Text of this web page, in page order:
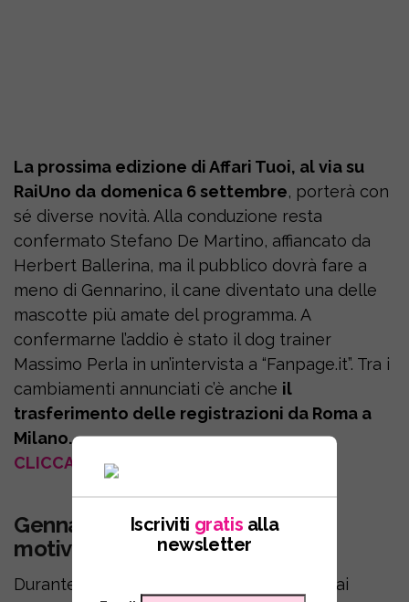
La prossima edizione di Affari Tuoi, al via su
RaiUno da domenica 6 settembre, porterà con
sé diverse novità. Alla conduzione resta
confermato Stefano De Martino, affiancato da
Herbert Ballerina, ma il pubblico dovrà fare a
meno di Gennarino, il cane diventato una delle
mascotte più amate del programma. A
confermarne l’addio è stato il dog trainer
Massimo Perla in un’intervista a “Fanpage.it”. Tra i
cambiamenti annunciati c’è anche il
trasferimento delle registrazioni da Roma a
Milano.
CLICCA E SEGUICI SU FACEBOOK
Gennarino lascia “Affari Tuoi”, il
motivo
Durante la presentazione dei palinsesti Rai
Iscriviti gratis alla
newsletter